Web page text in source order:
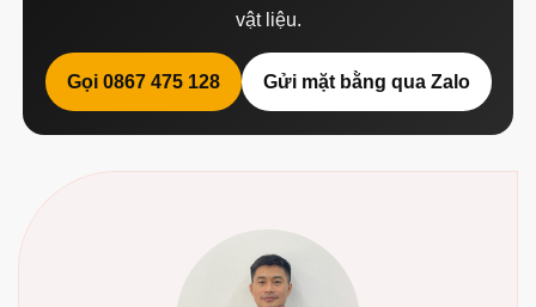
vật liệu.
Gọi 0867 475 128 Gửi mặt bằng qua Zalo